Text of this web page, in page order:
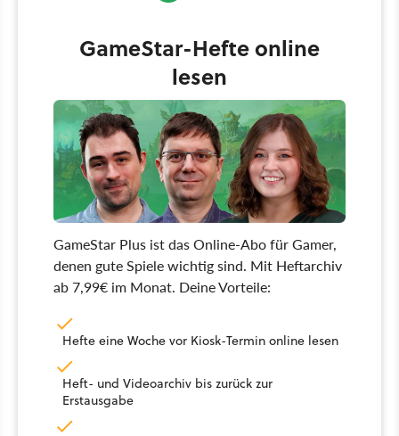
GameStar-Hefte online
lesen
GameStar Plus ist das Online-Abo für Gamer,
denen gute Spiele wichtig sind. Mit Heftarchiv
ab 7,99€ im Monat. Deine Vorteile:
Hefte eine Woche vor Kiosk-Termin online lesen
Heft- und Videoarchiv bis zurück zur
Erstausgabe